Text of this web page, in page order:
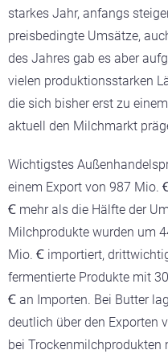
starkes Jahr, anfangs
preisbedingte Umsätze,
des Jahres gab es aber
vielen produktionsstarken
die sich bisher erst zu
aktuell den Milchmarkt
Wichtigstes
einem Export von 987 Mio.
Ꞓ mehr als die Hälfte der
Milchprodukte wurden um
Mio. Ꞓ importiert,
fermentierte Produkte mit
Ꞓ an Importen. Bei Butter
deutlich über den Exporten
bei Trockenmilchprodukten